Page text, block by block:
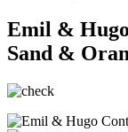
Emil &
Sand &